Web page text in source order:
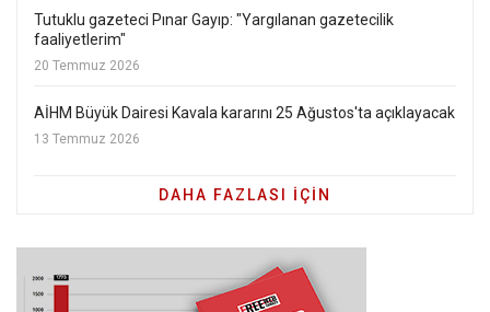
Tutuklu gazeteci Pınar Gayıp: "Yargılanan gazetecilik
faaliyetlerim"
20 Temmuz 2026
AİHM Büyük Dairesi Kavala kararını 25 Ağustos'ta açıklayacak
13 Temmuz 2026
DAHA FAZLASI IÇIN